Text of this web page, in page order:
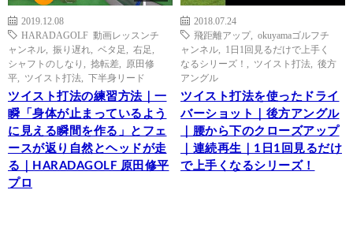
2019.12.08
HARADAGOLF 動画レッスンチ
ャンネル
振り遅れ ベタ足 右足
シャフトのしなり
捻転差
原田修
平
ツイスト打法 下半身リード
ツイスト打法の練習方法｜一
瞬「身体が止まっているよう
に見える瞬間を作る」とフェ
ースが返り自然とヘッドが走
る｜HARADAGOLF 原田修平
プロ
2018.07.24
飛距離アップ, okuyamaゴルフチ
ャンネル
1日1回見るだけで上手く
なるシリーズ！
ツイスト打法
後方
アングル
ツイスト打法を使ったドライ
バーショット｜後方アングル
｜腰から下のクローズアップ
｜連続再生｜1日1回見るだけ
で上手くなるシリーズ！